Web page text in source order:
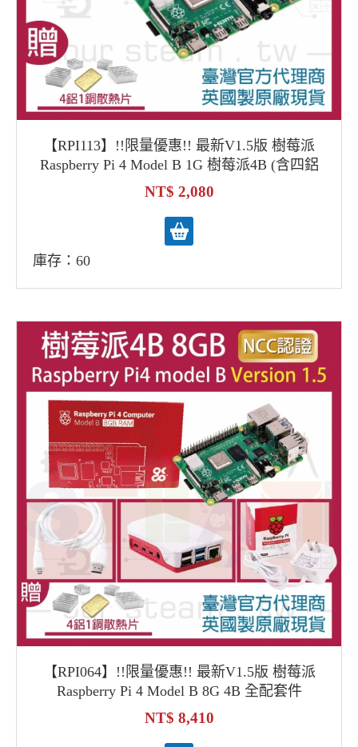
【RPI113】!!限量優惠!! 最新V1.5版 樹莓派
Raspberry Pi 4 Model B 1G 樹莓派4B (含四鋁
一銅散熱片)
2,080
庫存：60
【RPI064】!!限量優惠!! 最新V1.5版 樹莓派
Raspberry Pi 4 Model B 8G 4B 全配套件
8,410